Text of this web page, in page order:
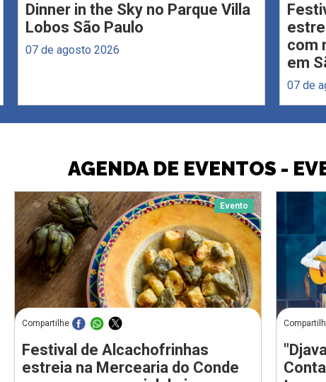
Dinner in the Sky no Parque Villa
Lobos São Paulo
07 de agosto 2026
com
em
07 de
AGENDA DE EVENTOS -
Evento
Compartilhe
Festival de Alcachofrinhas
estreia na Mercearia do Conde